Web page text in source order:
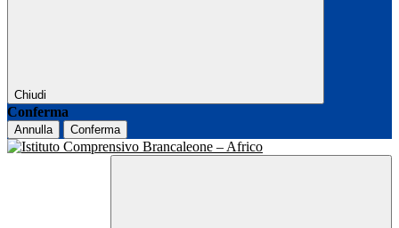
Chiudi
Conferma
Annulla Conferma